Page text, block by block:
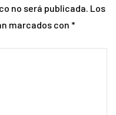
no será publicada. Los
marcados con *